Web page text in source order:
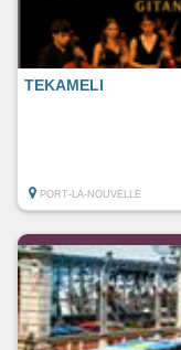
TEKAMELI
PORT-LA-NOUVELLE